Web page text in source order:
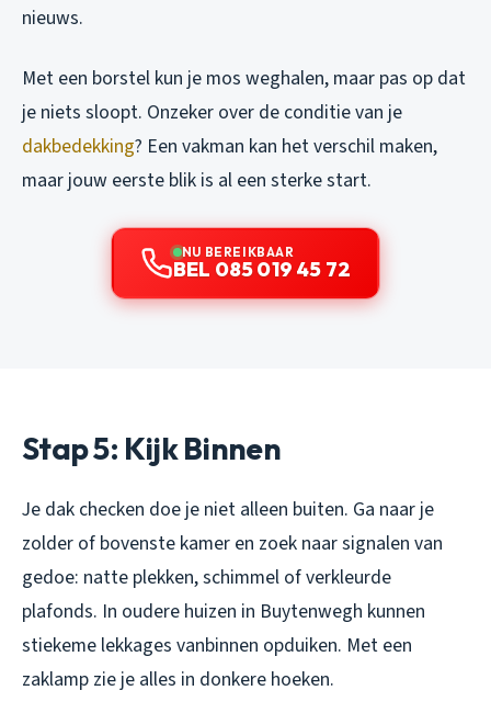
nieuws.
Met een borstel kun je mos weghalen, maar pas op dat
je niets sloopt. Onzeker over de conditie van je
dakbedekking? Een vakman kan het verschil maken,
maar jouw eerste blik is al een sterke start.
NU BEREIKBAAR
BEL 085 019 45 72
Stap 5: Kijk Binnen
Je dak checken doe je niet alleen buiten. Ga naar je
zolder of bovenste kamer en zoek naar signalen van
gedoe: natte plekken, schimmel of verkleurde
plafonds. In oudere huizen in Buytenwegh kunnen
stiekeme lekkages vanbinnen opduiken. Met een
zaklamp zie je alles in donkere hoeken.